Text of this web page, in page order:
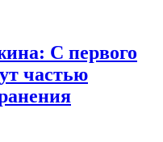
С первого
частью